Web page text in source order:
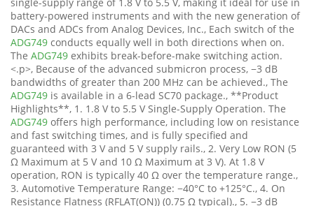
battery-powered instruments and with the new generation of
DACs and ADCs from Analog Devices, Inc., Each switch of the
ADG749 conducts equally well in both directions when on.
The ADG749 exhibits break-before-make switching action.
<.p>, Because of the advanced submicron process, −3 dB
bandwidths of greater than 200 MHz can be achieved., The
ADG749 is available in a 6-lead SC70 package., **Product
Highlights**, 1. 1.8 V to 5.5 V Single-Supply Operation. The
ADG749 offers high performance, including low on resistance
and fast switching times, and is fully specified and
guaranteed with 3 V and 5 V supply rails., 2. Very Low RON (5
Ω Maximum at 5 V and 10 Ω Maximum at 3 V). At 1.8 V
operation, RON is typically 40 Ω over the temperature range.,
3. Automotive Temperature Range: −40°C to +125°C., 4. On
Resistance Flatness (RFLAT(ON)) (0.75 Ω typical)., 5. −3 dB